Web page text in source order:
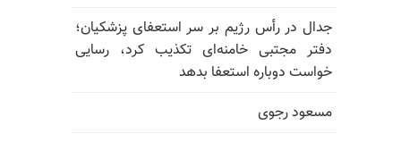
جدال در رأس رژیم بر سر استعفای پزشکیان؛
دفتر مجتبی خامنه‌ای تکذیب کرد، رسایی
خواست دوباره استعفا بدهد
مسعود رجوی